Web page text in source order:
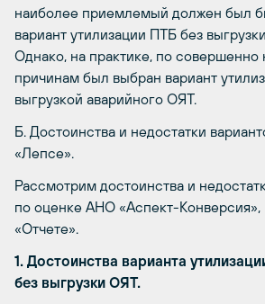
наиболее приемлемый должен был
вариант утилизации ПТБ без
Однако, на практике, по
причинам был выбран вариант
выгрузкой аварийного ОЯТ.
Б. Достоинства и недостатки
«Лепсе».
Рассмотрим достоинства и
по оценке АНО «Аспект-Конверсия»,
«Отчете».
1. Достоинства варианта
без выгрузки ОЯТ.